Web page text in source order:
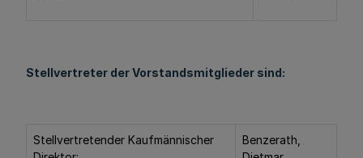
Stellvertreter der Vorstandsmitglieder sind:
Stellvertretender Kaufmännischer
Benzerath,